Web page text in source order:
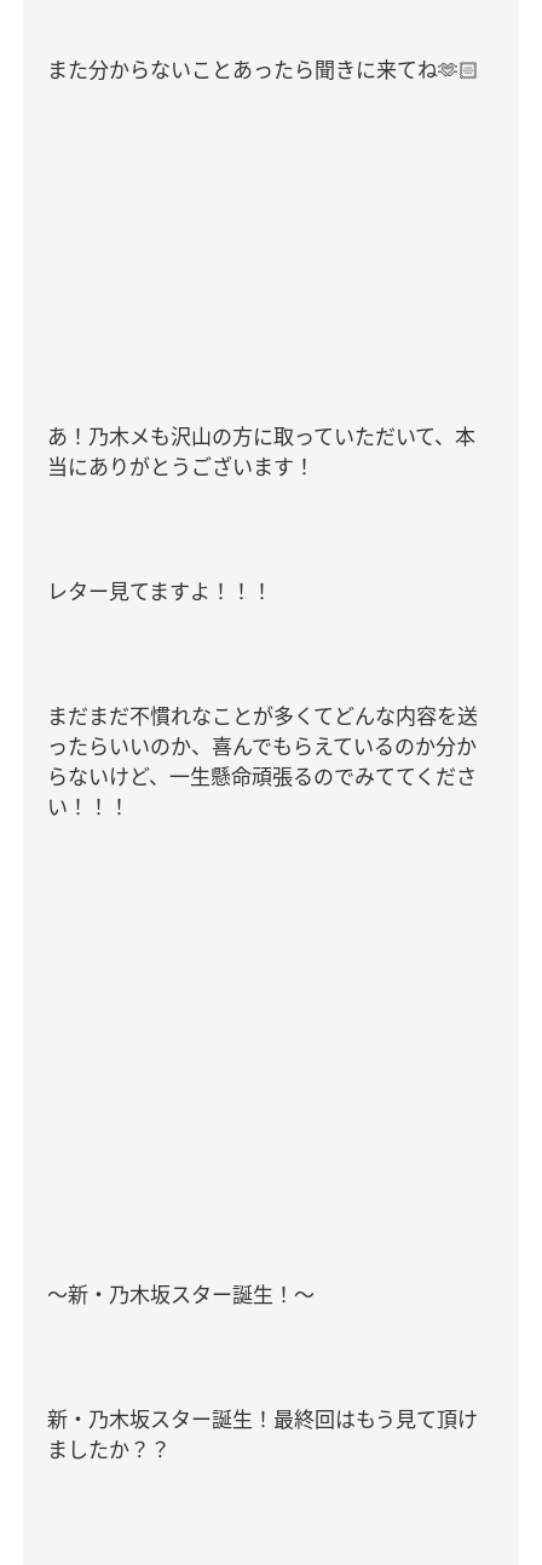
また分からないことあったら聞きに来てね🫶🏻
あ！乃木メも沢山の方に取っていただいて、本
当にありがとうございます！
レター見てますよ！！！
まだまだ不慣れなことが多くてどんな内容を送
ったらいいのか、喜んでもらえているのか分か
らないけど、一生懸命頑張るのでみててくださ
い！！！
～新・乃木坂スター誕生！～
新・乃木坂スター誕生！最終回はもう見て頂け
ましたか？？